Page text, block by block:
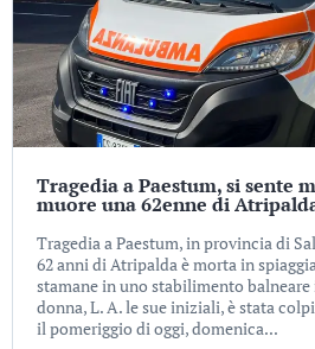
Tragedia a Paestum, si sente
muore una 62enne di
Tragedia a Paestum, in provincia di
62 anni di Atripalda è morta in
stamane in uno stabilimento
donna, L. A. le sue iniziali, è stata
il pomeriggio di oggi, domenica...